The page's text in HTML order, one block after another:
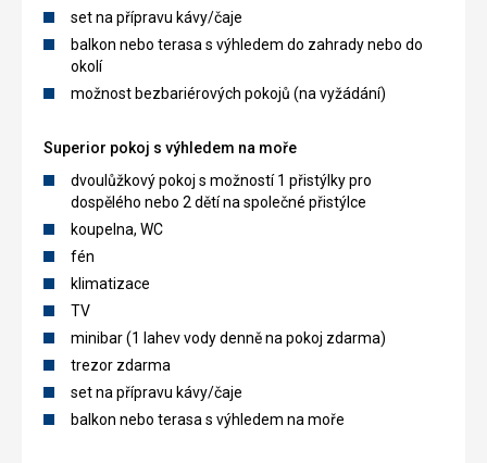
set na přípravu kávy/čaje
balkon nebo terasa s výhledem do zahrady nebo do
okolí
možnost bezbariérových pokojů (na vyžádání)
Superior pokoj s výhledem na moře
dvoulůžkový pokoj s možností 1 přistýlky pro
dospělého nebo 2 dětí na společné přistýlce
koupelna, WC
fén
klimatizace
TV
minibar (1 lahev vody denně na pokoj zdarma)
trezor zdarma
set na přípravu kávy/čaje
balkon nebo terasa s výhledem na moře